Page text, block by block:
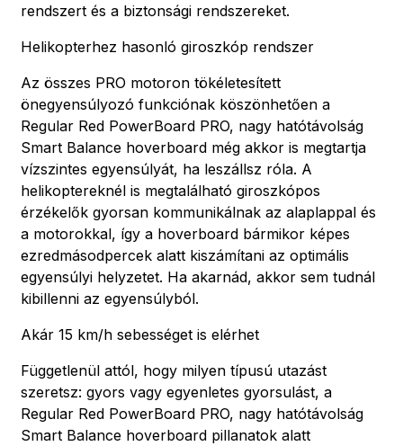
rendszert és a biztonsági rendszereket.
Helikopterhez hasonló giroszkóp rendszer
Az összes PRO motoron tökéletesített
önegyensúlyozó funkciónak köszönhetően a
Regular Red PowerBoard PRO, nagy hatótávolság
Smart Balance hoverboard még akkor is megtartja
vízszintes egyensúlyát, ha leszállsz róla. A
helikoptereknél is megtalálható giroszkópos
érzékelők gyorsan kommunikálnak az alaplappal és
a motorokkal, így a hoverboard bármikor képes
ezredmásodpercek alatt kiszámítani az optimális
egyensúlyi helyzetet. Ha akarnád, akkor sem tudnál
kibillenni az egyensúlyból.
Akár 15 km/h sebességet is elérhet
Függetlenül attól, hogy milyen típusú utazást
szeretsz: gyors vagy egyenletes gyorsulást, a
Regular Red PowerBoard PRO, nagy hatótávolság
Smart Balance hoverboard pillanatok alatt